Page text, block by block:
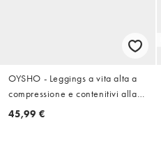
OYSHO - Leggings a vita alta a
compressione e contenitivi alla
caviglia viola con dettaglio a
45,99 €